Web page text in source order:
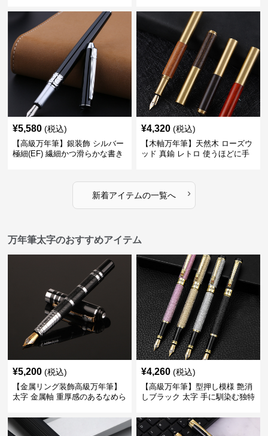
る
ートに筆記
¥5,580 (税込)
【高級万年筆】銀装飾 シルバー
極細(EF) 繊細かつ滑らかな書き
¥4,320 (税込)
【木軸万年筆】天然木 ローズウ
ッド 真鍮 レトロ 使うほどに手
新着アイテムの一覧へ ›
万年筆太字のおすすめアイテム
¥5,200 (税込)
【金属リング装飾高級万年筆】
太字 金属軸 重厚感のあるなめら
きに最適
¥4,260 (税込)
【高級万年筆】型押し模様 艶消
しブラック 太字 手に馴染む独特
くい